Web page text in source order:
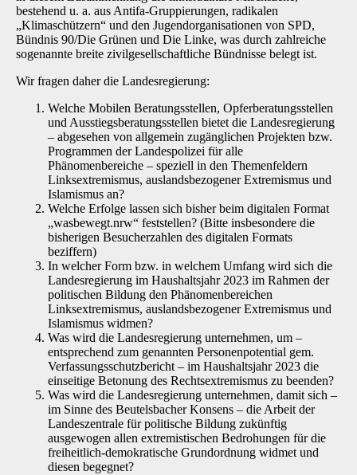
bestehend u. a. aus Antifa-Gruppierungen, radikalen
„Klimaschützern“ und den Jugendorganisationen von SPD,
Bündnis 90/Die Grünen und Die Linke, was durch zahlreiche
sogenannte breite zivilgesellschaftliche Bündnisse belegt ist.
Wir fragen daher die Landesregierung:
Welche Mobilen Beratungsstellen, Opferberatungsstellen
und Ausstiegsberatungsstellen bietet die Landesregierung
– abgesehen von allgemein zugänglichen Projekten bzw.
Programmen der Landespolizei für alle
Phänomenbereiche – speziell in den Themenfeldern
Linksextremismus, auslandsbezogener Extremismus und
Islamismus an?
Welche Erfolge lassen sich bisher beim digitalen Format
„wasbewegt.nrw“ feststellen? (Bitte insbesondere die
bisherigen Besucherzahlen des digitalen Formats
beziffern)
In welcher Form bzw. in welchem Umfang wird sich die
Landesregierung im Haushaltsjahr 2023 im Rahmen der
politischen Bildung den Phänomenbereichen
Linksextremismus, auslandsbezogener Extremismus und
Islamismus widmen?
Was wird die Landesregierung unternehmen, um –
entsprechend zum genannten Personenpotential gem.
Verfassungsschutzbericht – im Haushaltsjahr 2023 die
einseitige Betonung des Rechtsextremismus zu beenden?
Was wird die Landesregierung unternehmen, damit sich –
im Sinne des Beutelsbacher Konsens – die Arbeit der
Landeszentrale für politische Bildung zukünftig
ausgewogen allen extremistischen Bedrohungen für die
freiheitlich-demokratische Grundordnung widmet und
diesen begegnet?